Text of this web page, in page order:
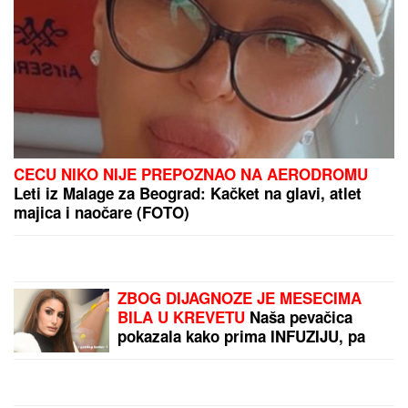
TRAMP PRELOMIO?Iz
Bele kuće procurile
informacije koje su
uzdrmale republikance
NASUKANI BRODOVI, OD